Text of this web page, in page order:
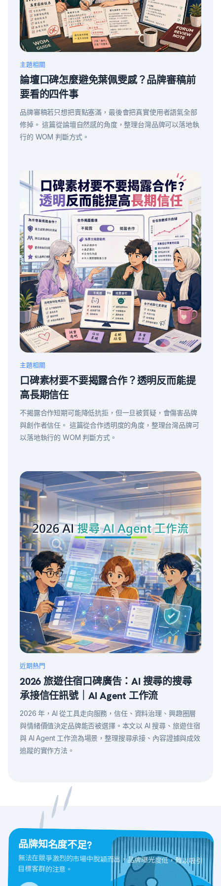
主題相關
論壇口碑怎麼避免葉佩雯感？品牌審稿前
要看的四件事
品牌審稿若只想把賣點塞滿，最後會把真實使用者語氣全部
修掉。 這篇從論壇自然感的角度，整理台灣品牌可以落地執
行的 WOM 判斷方式。
主題相關
口碑素材要不要揭露合作？透明反而能提
高長期信任
不揭露合作短期可能降低抗拒，但一旦被質疑，會傷害品牌
與創作者信任。 這篇從合作透明度的角度，整理台灣品牌可
以落地執行的 WOM 判斷方式。
近期熱門
2026 旅遊住宿口碑廣告：AI 搜尋的搜尋
承接信任訊號｜AI Agent 工作流
2026 年，AI 從工具走向服務，信任、資料治理、興趣圈層
與情緒價值決定品牌能否被選擇。本文以 AI 搜尋、旅遊住宿
與 AI Agent 工作流為場景，整理搜尋承接、內容證據與成效
追蹤的實作方法。
品牌知名度不足?
無法在競爭激烈的市場中脫穎而出，品牌曝光度低，難以吸引
目標客群的注意。